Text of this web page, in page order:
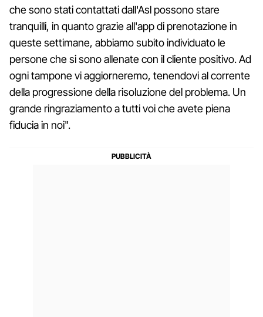
che sono stati contattati dall'Asl possono stare
tranquilli, in quanto grazie all'app di prenotazione in
queste settimane, abbiamo subito individuato le
persone che si sono allenate con il cliente positivo. Ad
ogni tampone vi aggiorneremo, tenendovi al corrente
della progressione della risoluzione del problema. Un
grande ringraziamento a tutti voi che avete piena
fiducia in noi".